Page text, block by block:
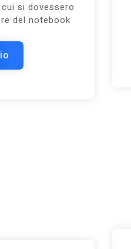
si dovessero
del notebook